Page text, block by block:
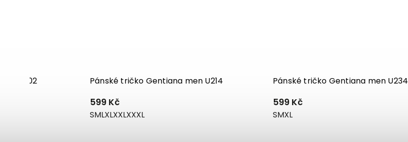
U02 Pánské tričko Gentiana men U214
599 Kč
SMLXLXXLXXXL
Pánské tričko Gentiana men U234
599 Kč
SMXL